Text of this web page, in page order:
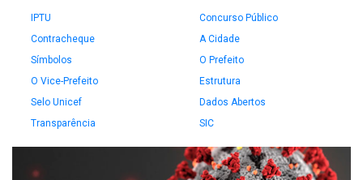
IPTU
Concurso Público
Contracheque
A Cidade
Símbolos
O Prefeito
O Vice-Prefeito
Estrutura
Selo Unicef
Dados Abertos
Transparência
SIC